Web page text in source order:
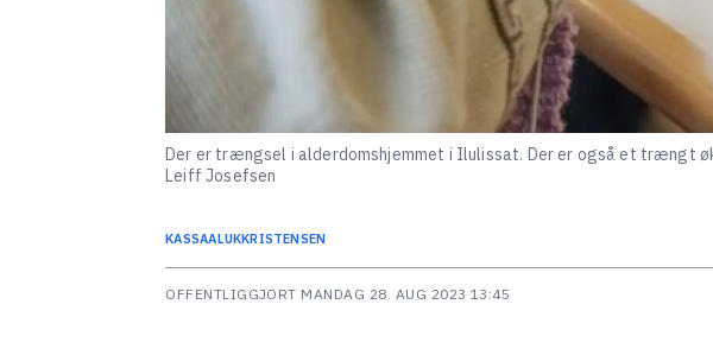
Der er trængsel i alderdomshjemmet i Ilulissat. Der er også et trængt
Leiff Josefsen
KASSAALUKKRISTENSEN
OFFENTLIGGJORT MANDAG 28. AUG 2023 13:45